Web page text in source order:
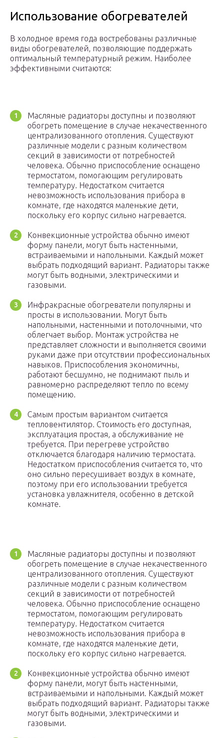
Использование обогревателей
В холодное время года востребованы различные
виды обогревателей, позволяющие поддержать
оптимальный температурный режим. Наиболее
эффективными считаются:
Масляные радиаторы доступны и позволяют
обогреть помещение в случае некачественного
централизованного отопления. Существуют
различные модели с разным количеством
секций в зависимости от потребностей
человека. Обычно приспособление оснащено
термостатом, помогающим регулировать
температуру. Недостатком считается
невозможность использования прибора в
комнате, где находятся маленькие дети,
поскольку его корпус сильно нагревается.
Конвекционные устройства обычно имеют
форму панели, могут быть настенными,
встраиваемыми и напольными. Каждый может
выбрать подходящий вариант. Радиаторы также
могут быть водными, электрическими и
газовыми.
Инфракрасные обогреватели популярны и
просты в использовании. Могут быть
напольными, настенными и потолочными, что
облегчает выбор. Монтаж устройства не
представляет сложности и выполняется своими
руками даже при отсутствии профессиональных
навыков. Приспособления экономичны,
работают бесшумно, не поднимают пыль и
равномерно распределяют тепло по всему
помещению.
Самым простым вариантом считается
тепловентилятор. Стоимость его доступная,
эксплуатация простая, а обслуживание не
требуется. При перегреве устройство
отключается благодаря наличию термостата.
Недостатком приспособления считается то, что
оно сильно пересушивает воздух в комнате,
поэтому при его использовании требуется
установка увлажнителя, особенно в детской
комнате.
Масляные радиаторы доступны и позволяют
обогреть помещение в случае некачественного
централизованного отопления. Существуют
различные модели с разным количеством
секций в зависимости от потребностей
человека. Обычно приспособление оснащено
термостатом, помогающим регулировать
температуру. Недостатком считается
невозможность использования прибора в
комнате, где находятся маленькие дети,
поскольку его корпус сильно нагревается.
Конвекционные устройства обычно имеют
форму панели, могут быть настенными,
встраиваемыми и напольными. Каждый может
выбрать подходящий вариант. Радиаторы также
могут быть водными, электрическими и
газовыми.